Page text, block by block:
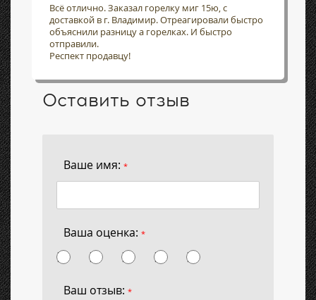
Всё отлично. Заказал горелку миг 15ю, с
доставкой в г. Владимир. Отреагировали быстро
объяснили разницу а горелках. И быстро
отправили.
Респект продавцу!
Оставить отзыв
Ваше имя: *
Ваша оценка: *
Ваш отзыв: *